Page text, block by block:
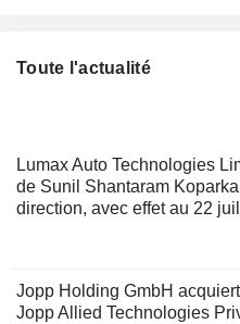
Toute l'actualité
Lumax Auto Technologies
de Sunil Shantaram
direction, avec effet au 22
Jopp Holding GmbH
Jopp Allied Technologies